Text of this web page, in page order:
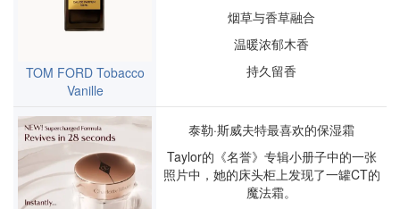
TOM FORD Tobacco
Vanille
烟草与香草融合
温暖浓郁木香
持久留香
泰勒·斯威夫特最喜欢的保湿霜
Taylor的《名誉》专辑小册子中的一张
照片中，她的床头柜上发现了一罐CT的
魔法霜。